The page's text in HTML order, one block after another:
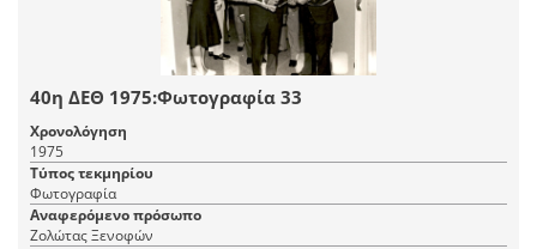
40η ΔΕΘ 1975:Φωτογραφία 33
Χρονολόγηση
1975
Τύπος τεκμηρίου
Φωτογραφία
Αναφερόμενο πρόσωπο
Ζολώτας Ξενοφών